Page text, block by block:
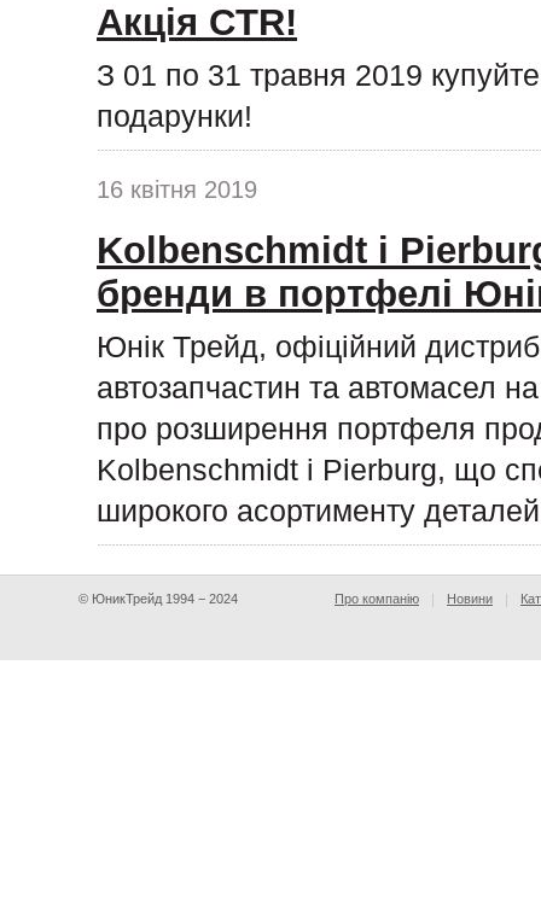
Акція CTR!
З 01 по 31 травня 2019
подарунки!
16 квітня 2019
Kolbenschmidt і
бренди в портфелі
Юнік Трейд, офіційний
автозапчастин та автомасел
про розширення портфеля
Kolbenschmidt і Pierburg, що
широкого асортименту
© ЮникТрейд 1994 − 2024 Про компанію Новини